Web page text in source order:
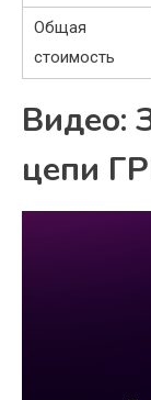
Общая
стоимость
Видео:
цепи